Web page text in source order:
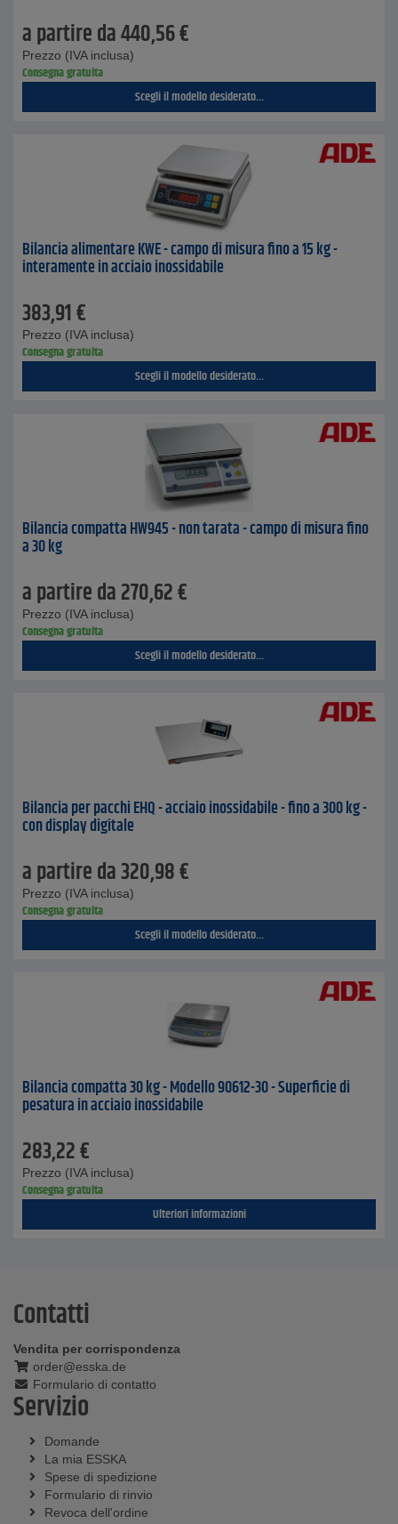
a partire da440,56€
Prezzo (IVA inclusa)
Consegna gratuita
Scegli il modello desiderato...
Bilancia alimentare KWE - campo di misura fino a 15 kg -
interamente in acciaio inossidabile
383,91€
Prezzo (IVA inclusa)
Consegna gratuita
Scegli il modello desiderato...
Bilancia compatta HW945 - non tarata - campo di misura fino
a 30 kg
a partire da270,62€
Prezzo (IVA inclusa)
Consegna gratuita
Scegli il modello desiderato...
Bilancia per pacchi EHQ - acciaio inossidabile - fino a 300 kg -
con display digitale
a partire da320,98€
Prezzo (IVA inclusa)
Consegna gratuita
Scegli il modello desiderato...
Bilancia compatta 30 kg - Modello 90612-30 - Superficie di
pesatura in acciaio inossidabile
283,22€
Prezzo (IVA inclusa)
Consegna gratuita
Ulteriori informazioni
Contatti
Vendita per corrispondenza
order@esska.de
Formulario di contatto
Servizio
Domande
La mia ESSKA
Spese di spedizione
Formulario di rinvio
Revoca dell'ordine